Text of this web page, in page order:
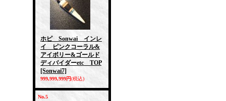
ホピ Sonwai インレ
イ ピンクコーラル&
アイボリー&ゴールド
ディバイダーetc TOP
[Sonwai7]
999,999,999円(税込)
No.5